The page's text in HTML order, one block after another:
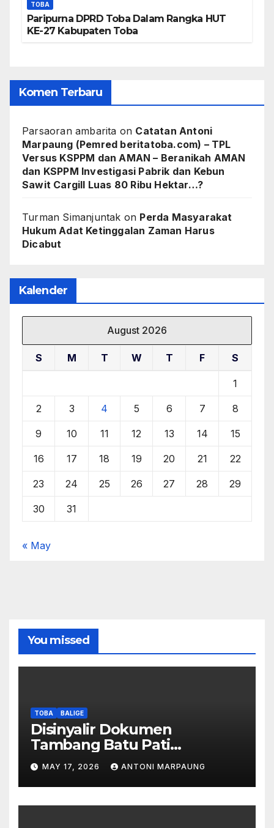
TOBA
Paripurna DPRD Toba Dalam Rangka HUT
KE-27 Kabupaten Toba
Komen Terbaru
Parsaoran ambarita on Catatan Antoni
Marpaung (Pemred beritatoba.com) – TPL
Versus KSPPM dan AMAN – Beranikah AMAN
dan KSPPM Investigasi Pabrik dan Kebun
Sawit Cargill Luas 80 Ribu Hektar…?
Turman Simanjuntak on Perda Masyarakat
Hukum Adat Ketinggalan Zaman Harus
Dicabut
Kalender
August 2026
S M T W T F S
1
2 3 4 5 6 7 8
9 10 11 12 13 14 15
16 17 18 19 20 21 22
23 24 25 26 27 28 29
30 31
« May
You missed
TOBA BALIGE
Disinyalir Dokumen
Tambang Batu Pati
Simanjuntak Palsu – Jerry
Manurung : Tambang Tidak
Berada Di DTA – Frengki
Pardede : Kami Tidak Miliki
MAY 17, 2026 ANTONI MARPAUNG